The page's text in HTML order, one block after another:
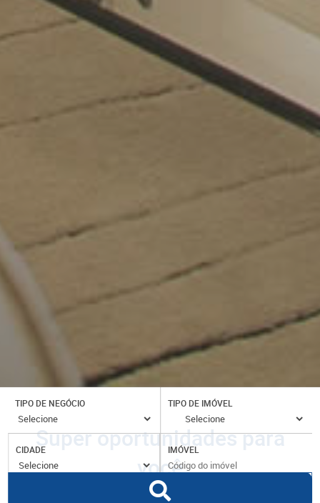
TIPO DE NEGÓCIO TIPO DE IMÓVEL
CIDADE IMÓVEL
Super oportunidades para
você